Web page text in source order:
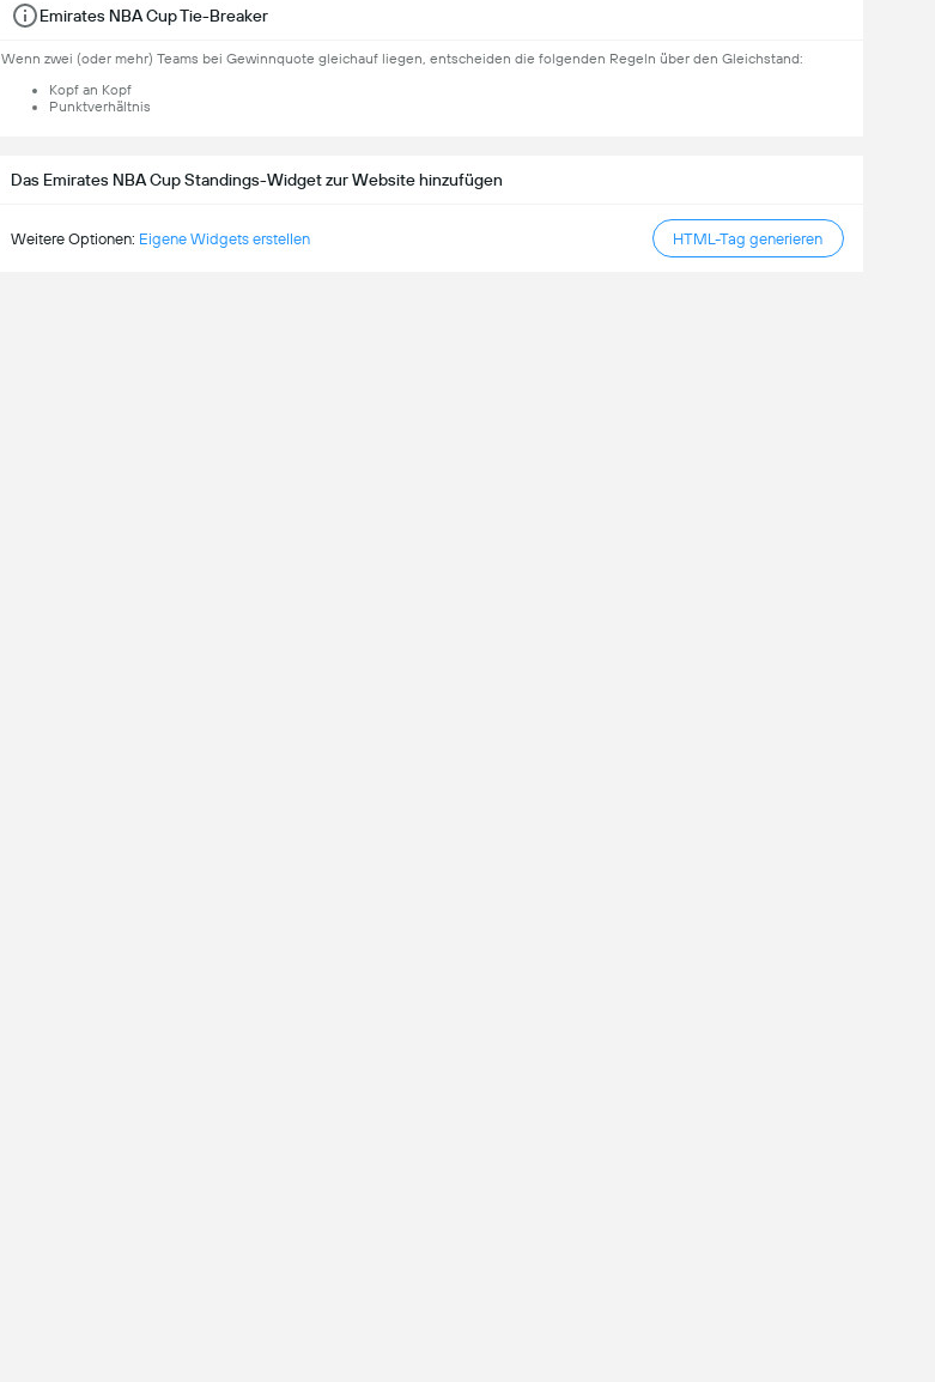
Emirates NBA Cup Tie-Breaker
Wenn zwei (oder mehr) Teams bei Gewinnquote gleichauf liegen, entscheiden die folgenden Regeln über den Gleichstand:
Kopf an Kopf
Punktverhältnis
Das Emirates NBA Cup Standings-Widget zur Website hinzufügen
Weitere Optionen: Eigene Widgets erstellen HTML-Tag generieren